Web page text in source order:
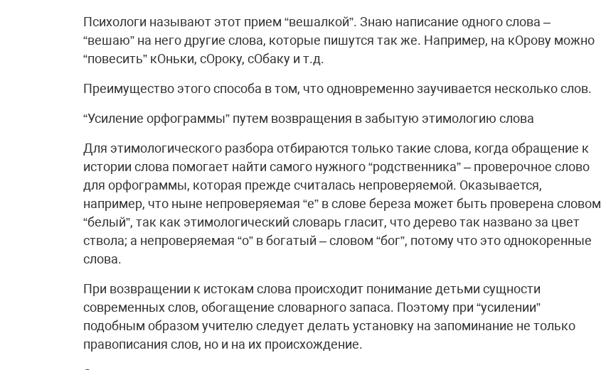
Психологи называют этот прием “вешалкой”. Знаю написание одного слова –
“вешаю” на него другие слова, которые пишутся так же. Например, на кОрову можно
“повесить” кОньки, сОроку, сОбаку и т.д.
Преимущество этого способа в том, что одновременно заучивается несколько слов.
“Усиление орфограммы” путем возвращения в забытую этимологию слова
Для этимологического разбора отбираются только такие слова, когда обращение к
истории слова помогает найти самого нужного “родственника” – проверочное слово
для орфограммы, которая прежде считалась непроверяемой. Оказывается,
например, что ныне непроверяемая “е” в слове береза может быть проверена словом
“белый”, так как этимологический словарь гласит, что дерево так названо за цвет
ствола; а непроверяемая “о” в богатый – словом “бог”, потому что это однокоренные
слова.
При возвращении к истокам слова происходит понимание детьми сущности
современных слов, обогащение словарного запаса. Поэтому при “усилении”
подобным образом учителю следует делать установку на запоминание не только
правописания слов, но и на их происхождение.